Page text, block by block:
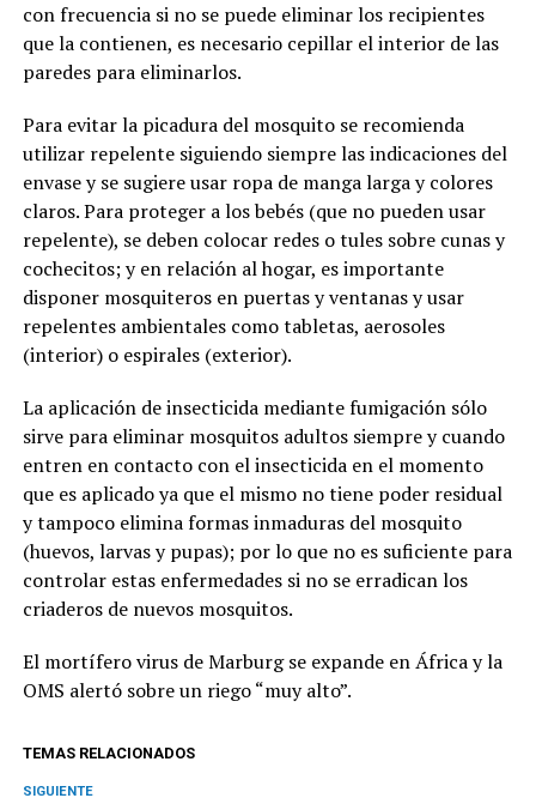
con frecuencia si no se puede eliminar los recipientes
que la contienen, es necesario cepillar el interior de las
paredes para eliminarlos.
Para evitar la picadura del mosquito se recomienda
utilizar repelente siguiendo siempre las indicaciones del
envase y se sugiere usar ropa de manga larga y colores
claros. Para proteger a los bebés (que no pueden usar
repelente), se deben colocar redes o tules sobre cunas y
cochecitos; y en relación al hogar, es importante
disponer mosquiteros en puertas y ventanas y usar
repelentes ambientales como tabletas, aerosoles
(interior) o espirales (exterior).
La aplicación de insecticida mediante fumigación sólo
sirve para eliminar mosquitos adultos siempre y cuando
entren en contacto con el insecticida en el momento
que es aplicado ya que el mismo no tiene poder residual
y tampoco elimina formas inmaduras del mosquito
(huevos, larvas y pupas); por lo que no es suficiente para
controlar estas enfermedades si no se erradican los
criaderos de nuevos mosquitos.
El mortífero virus de Marburg se expande en África y la
OMS alertó sobre un riego “muy alto”.
TEMAS RELACIONADOS
SIGUIENTE